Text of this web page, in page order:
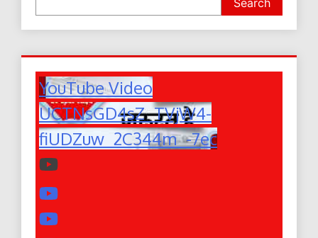
YouTube Video
UCTNsGD4sZ_TVjW4-
fiUDZuw_2C344m_-7ec